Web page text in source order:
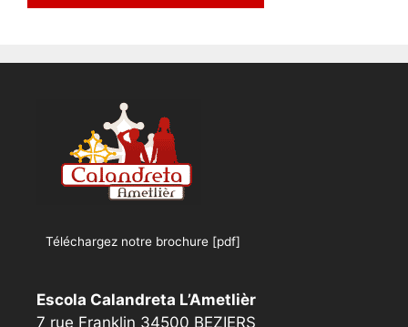
Téléchargez notre brochure [pdf]
Escola Calandreta L’Ametlièr
7 rue Franklin 34500 BEZIERS